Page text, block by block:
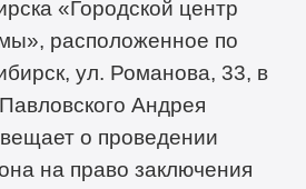
«Городской центр
расположенное по
ул. Романова, 33, в
Андрея
о проведении
на право заключения